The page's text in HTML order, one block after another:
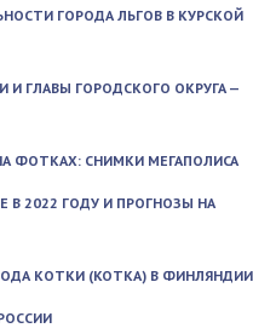
ГОРОДА ЛЬГОВ В КУРСКОЙ
ГЛАВЫ ГОРОДСКОГО ОКРУГА —
ФОТКАХ: СНИМКИ МЕГАПОЛИСА
В 2022 ГОДУ И ПРОГНОЗЫ НА
КОТКИ (KOTKA) В ФИНЛЯНДИИ